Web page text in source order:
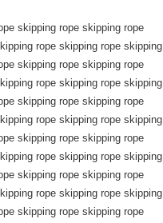
skipping rope skipping rope
rope skipping rope skipping
skipping rope skipping rope
rope skipping rope skipping
skipping rope skipping rope
rope skipping rope skipping
skipping rope skipping rope
rope skipping rope skipping
skipping rope skipping rope
rope skipping rope skipping
skipping rope skipping rope